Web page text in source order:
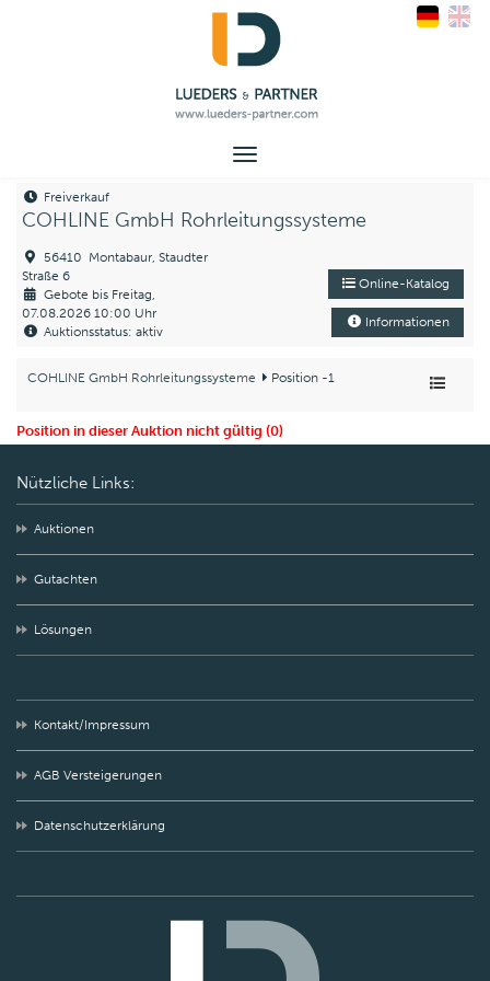
Toggle
Freiverkauf
COHLINE GmbH Rohrleitungssysteme
56410 Montabaur, Staudter
Straße 6
Gebote bis Freitag,
07.08.2026 10:00 Uhr
Auktionsstatus: aktiv
Online-Katalog
Informationen
COHLINE GmbH Rohrleitungssysteme Position -1
Position in dieser Auktion nicht gültig (0)
Nützliche Links:
Auktionen
Gutachten
Lösungen
Kontakt/Impressum
AGB Versteigerungen
Datenschutzerklärung